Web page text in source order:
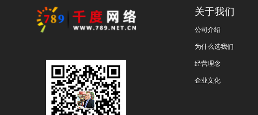
关于我们
公司介绍
为什么选我们
经营理念
企业文化